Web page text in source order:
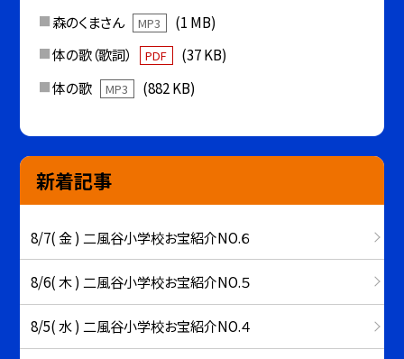
森のくまさん
MP3
(1 MB)
体の歌（歌詞）
PDF
(37 KB)
体の歌
MP3 (882 KB)
新着記事
8/7( 金 ) 二風谷小学校お宝紹介NO.６
8/6( 木 ) 二風谷小学校お宝紹介NO.５
8/5( 水 ) 二風谷小学校お宝紹介NO.４